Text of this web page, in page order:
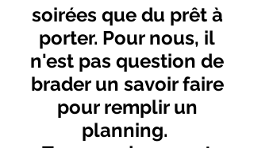
soirées que du prêt à
porter. Pour nous, il
n'est pas question de
brader un savoir faire
pour remplir un
planning.